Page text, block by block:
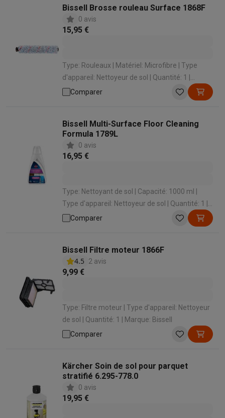
Bissell Brosse rouleau Surface 1868F
0 avis
15,95 €
Type: Rouleaux | Matériel: Microfibre | Type
d'appareil: Nettoyeur de sol | Quantité: 1 |
Marque: Bissell
Comparer
Bissell Multi-Surface Floor Cleaning
Formula 1789L
0 avis
16,95 €
Type: Nettoyant de sol | Capacité: 1000 ml |
Type d'appareil: Nettoyeur de sol | Quantité: 1 |
Sol: Sols durs
Comparer
Bissell Filtre moteur 1866F
4.5
2 avis
9,99 €
Type: Filtre moteur | Type d'appareil: Nettoyeur
de sol | Quantité: 1 | Marque: Bissell
Comparer
Kärcher Soin de sol pour parquet
stratifié 6.295-778.0
0 avis
19,95 €